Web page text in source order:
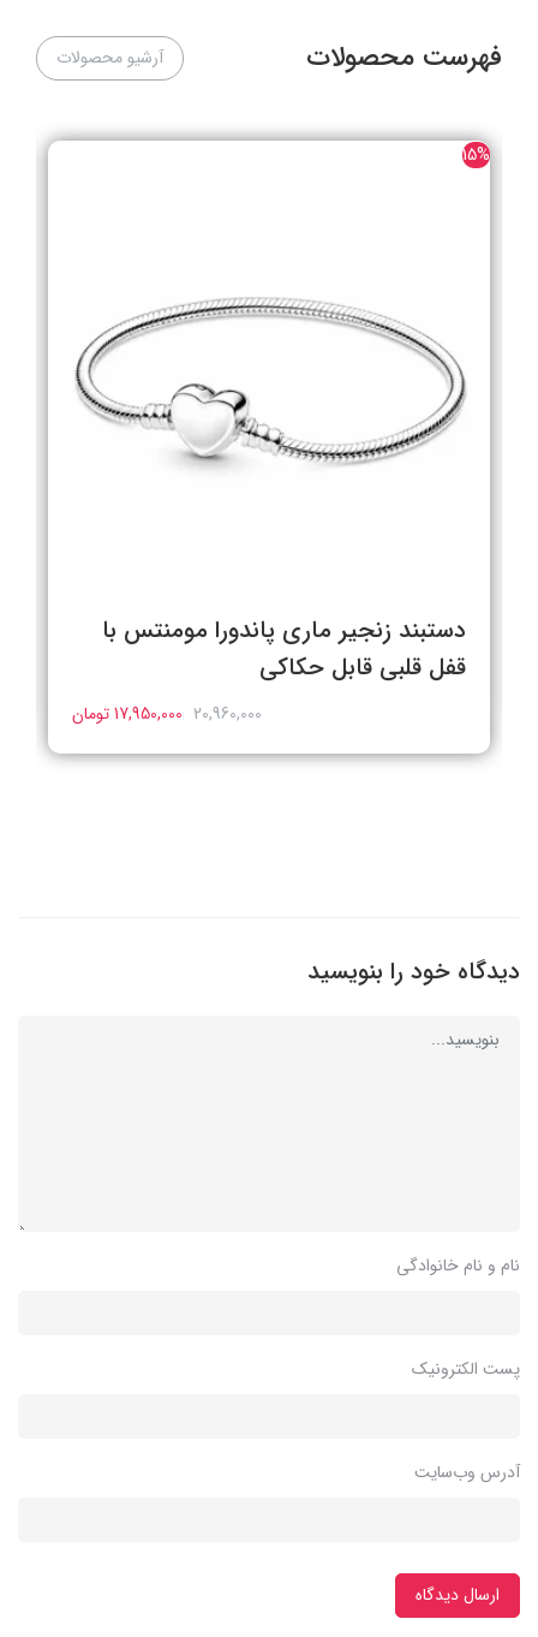
فهرست محصولات آرشیو محصولات
15%
دستبند زنجیر ماری پاندورا مومنتس با
قفل قلبی قابل حکاکی
20,960,000 17,950,000 تومان
دیدگاه خود را بنویسید
نام و نام خانوادگی
پست الکترونیک
آدرس وب‌سایت
ارسال دیدگاه